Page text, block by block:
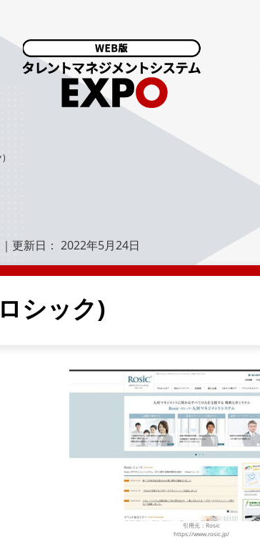
)
｜更新日： 2022年5月24日
シック)
引用元：Rosic
https://www.rosic.jp/